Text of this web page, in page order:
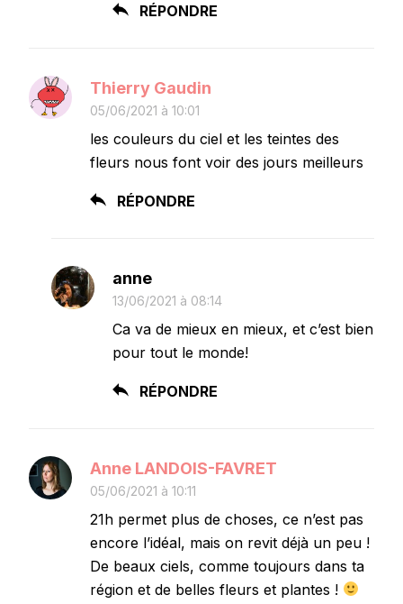
RÉPONDRE
Thierry Gaudin
05/06/2021 à 10:01
les couleurs du ciel et les teintes des
fleurs nous font voir des jours meilleurs
RÉPONDRE
anne
13/06/2021 à 08:14
Ca va de mieux en mieux, et c’est bien
pour tout le monde!
RÉPONDRE
Anne LANDOIS-FAVRET
05/06/2021 à 10:11
21h permet plus de choses, ce n’est pas
encore l’idéal, mais on revit déjà un peu !
De beaux ciels, comme toujours dans ta
région et de belles fleurs et plantes !